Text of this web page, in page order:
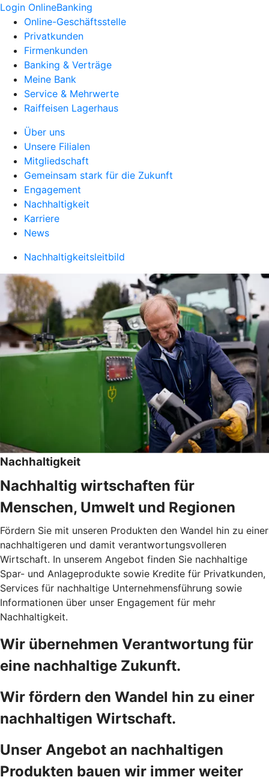
Login OnlineBanking
Online-Geschäftsstelle
Privatkunden
Firmenkunden
Banking & Verträge
Meine Bank
Service & Mehrwerte
Raiffeisen Lagerhaus
Über uns
Unsere Filialen
Mitgliedschaft
Gemeinsam stark für die Zukunft
Engagement
Nachhaltigkeit
Karriere
News
Nachhaltigkeitsleitbild
Nachhaltigkeit
Nachhaltig wirtschaften für
Menschen, Umwelt und Regionen
Fördern Sie mit unseren Produkten den Wandel hin zu einer
nachhaltigeren und damit verantwortungsvolleren
Wirtschaft. In unserem Angebot finden Sie nachhaltige
Spar- und Anlageprodukte sowie Kredite für Privatkunden,
Services für nachhaltige Unternehmensführung sowie
Informationen über unser Engagement für mehr
Nachhaltigkeit.
Wir übernehmen Verantwortung für
eine nachhaltige Zukunft.
Wir fördern den Wandel hin zu einer
nachhaltigen Wirtschaft.
Unser Angebot an nachhaltigen
Produkten bauen wir immer weiter